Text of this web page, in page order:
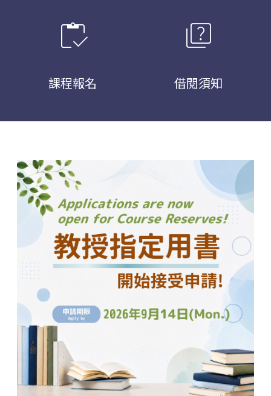
inventory
課程報名
quiz
借閱須知